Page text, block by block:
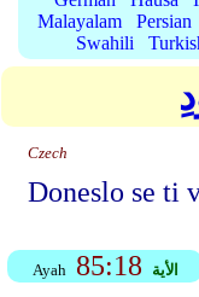
Malayalam
Persian
Swahili
Czech
Doneslo se ti
Ayah 85:18 الأية